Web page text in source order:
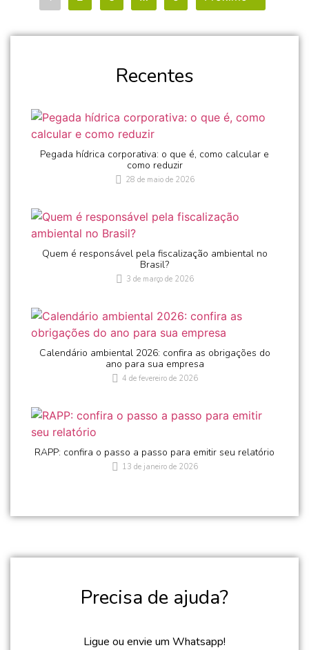
Recentes
Pegada hídrica corporativa: o que é, como calcular e
como reduzir
28 de maio de 2026
Quem é responsável pela fiscalização ambiental no
Brasil?
3 de março de 2026
Calendário ambiental 2026: confira as obrigações do
ano para sua empresa
4 de fevereiro de 2026
RAPP: confira o passo a passo para emitir seu relatório
13 de janeiro de 2026
Precisa de ajuda?
Ligue ou envie um Whatsapp!